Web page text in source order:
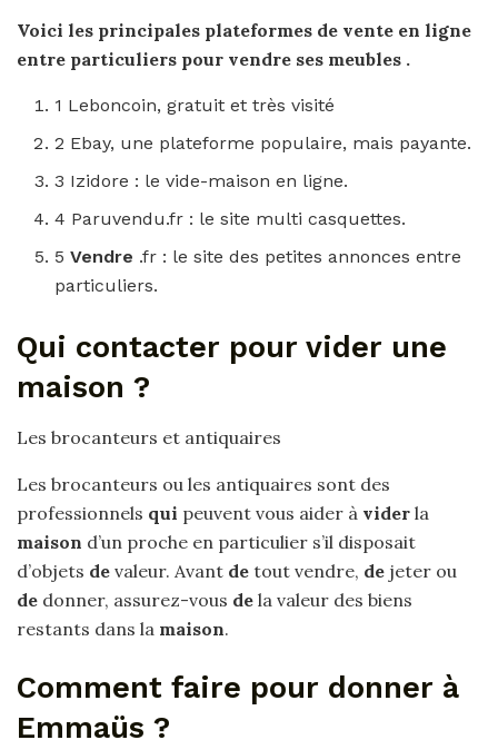
Voici les principales plateformes de vente en ligne
entre particuliers pour vendre ses meubles .
1 Leboncoin, gratuit et très visité
2 Ebay, une plateforme populaire, mais payante.
3 Izidore : le vide-maison en ligne.
4 Paruvendu.fr : le site multi casquettes.
5Vendre .fr : le site des petites annonces entre
particuliers.
Qui contacter pour vider une
maison ?
Les brocanteurs et antiquaires
Les brocanteurs ou les antiquaires sont des
professionnels qui peuvent vous aider à vider la
maison d’un proche en particulier s’il disposait
d’objets de valeur. Avant de tout vendre, de jeter ou
de donner, assurez-vous de la valeur des biens
restants dans la maison.
Comment faire pour donner à
Emmaüs ?